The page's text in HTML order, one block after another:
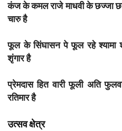
कंज के कमल राजे माधवी के छज्जा
चारु है
फूल के सिंघासन पे फूल रहे श्यामा
शृंगार है
प्रेमदास हित वारी फूली अति
रतिमार है
उत्सव क्षेत्र